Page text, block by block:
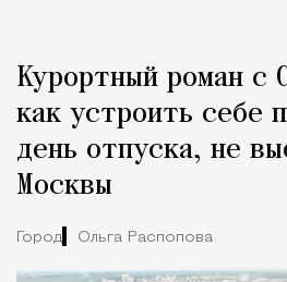
Курортный роман с
как устроить себе
день отпуска, не
Москвы
Город Ольга Распопова